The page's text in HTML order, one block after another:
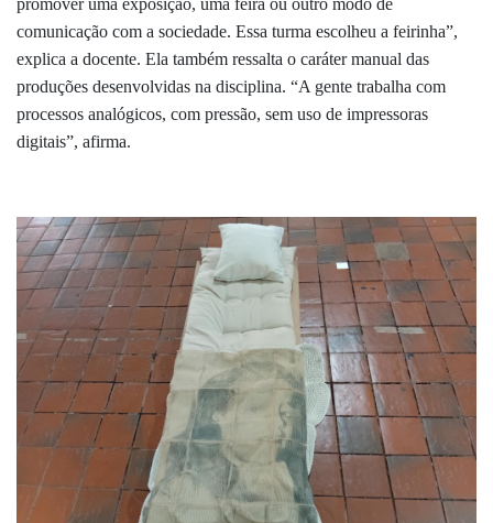
comunicação com a sociedade. Essa turma escolheu a feirinha”,
explica a docente. Ela também ressalta o caráter manual das
produções desenvolvidas na disciplina. “A gente trabalha com
processos analógicos, com pressão, sem uso de impressoras
digitais”, afirma.